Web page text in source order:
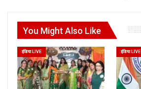
You Might Also Like
इंडिया LIVE इंडिया LIVE